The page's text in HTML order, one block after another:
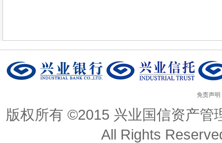
免责声明
版权所有 ©2015 兴业国信资产管
All Rights